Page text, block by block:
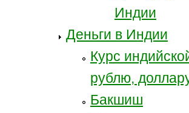
Индии
Деньги в Индии
Курс
рублю,
Бакшиш